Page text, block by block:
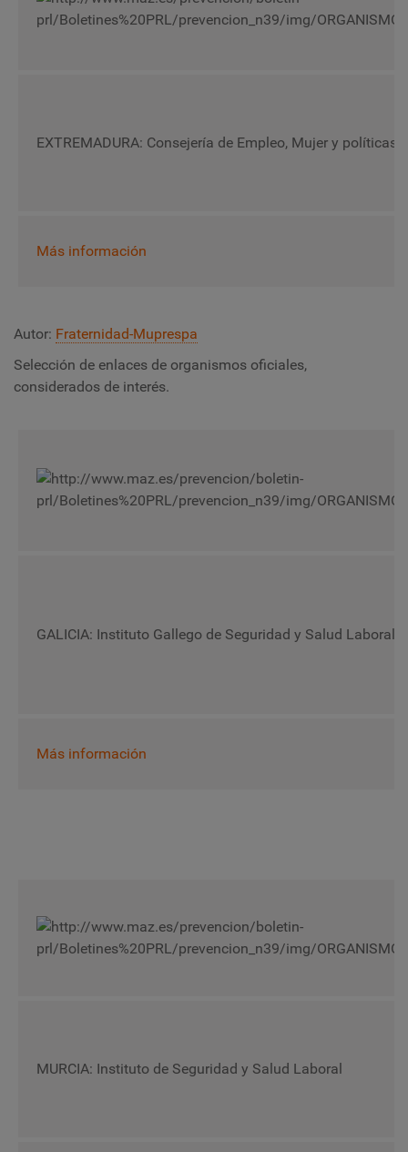
EXTREMADURA: Consejería de Empleo, Mujer y políticas
Más información
Autor: Fraternidad-Muprespa
Selección de enlaces de organismos oficiales,
considerados de interés.
GALICIA: Instituto Gallego de Seguridad y Salud Laboral
Más información
MURCIA: Instituto de Seguridad y Salud Laboral